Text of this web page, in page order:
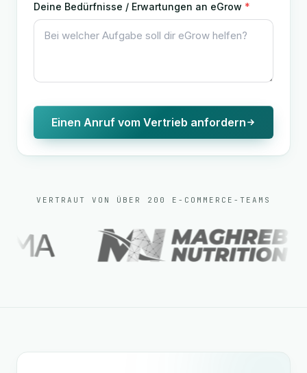
Deine Bedürfnisse / Erwartungen an eGrow *
Einen Anruf vom Vertrieb anfordern
VERTRAUT VON ÜBER 200 E-COMMERCE-TEAMS